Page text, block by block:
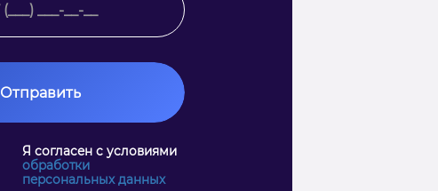
Отправить
Я согласен с условиями
обработки
персональных данных